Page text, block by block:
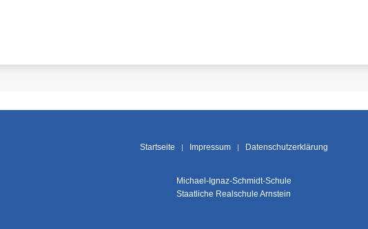
Startseite Impressum Datenschutzerklärung
Michael-Ignaz-Schmidt-Schule
Staatliche Realschule Arnstein